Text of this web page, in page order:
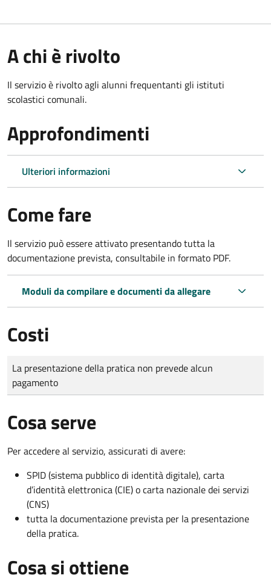
A chi è rivolto
Il servizio è rivolto agli alunni frequentanti gli istituti
scolastici comunali.
Approfondimenti
Ulteriori informazioni
Come fare
Il servizio può essere attivato presentando tutta la
documentazione prevista, consultabile in formato PDF.
Moduli da compilare e documenti da allegare
Costi
Tipo di pagamento
Importo
La presentazione della pratica non prevede alcun
pagamento
Cosa serve
Per accedere al servizio, assicurati di avere:
SPID (sistema pubblico di identità digitale), carta
d’identità elettronica (CIE) o carta nazionale dei servizi
(CNS)
tutta la documentazione prevista per la presentazione
della pratica.
Cosa si ottiene